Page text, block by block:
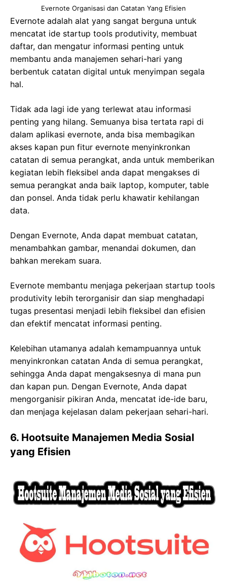
Evernote Organisasi dan Catatan Yang Efisien
Evernote adalah alat yang sangat berguna untuk
mencatat ide startup tools produtivity, membuat
daftar, dan mengatur informasi penting untuk
membantu anda manajemen sehari-hari yang
berbentuk catatan digital untuk menyimpan segala
hal.
Tidak ada lagi ide yang terlewat atau informasi
penting yang hilang. Semuanya bisa tertata rapi di
dalam aplikasi evernote, anda bisa membagikan
akses kapan pun fitur evernote menyinkronkan
catatan di semua perangkat, anda untuk memberikan
kegiatan lebih fleksibel anda dapat mengakses di
semua perangkat anda baik laptop, komputer, table
dan ponsel. Anda tidak perlu khawatir kehilangan
data.
Dengan Evernote, Anda dapat membuat catatan,
menambahkan gambar, menandai dokumen, dan
bahkan merekam suara.
Evernote membantu menjaga pekerjaan startup tools
produtivity lebih terorganisir dan siap menghadapi
tugas presentasi menjadi lebih fleksibel dan efisien
dan efektif mencatat informasi penting.
Kelebihan utamanya adalah kemampuannya untuk
menyinkronkan catatan Anda di semua perangkat,
sehingga Anda dapat mengaksesnya di mana pun
dan kapan pun. Dengan Evernote, Anda dapat
mengorganisir pikiran Anda, mencatat ide-ide baru,
dan menjaga kejelasan dalam pekerjaan sehari-hari.
6. Hootsuite Manajemen Media Sosial
yang Efisien